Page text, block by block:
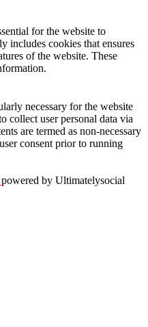
for the website to
includes cookies that ensures
of the website. These
necessary for the website
collect user personal data via
are termed as non-necessary
consent prior to running
powered by Ultimatelysocial